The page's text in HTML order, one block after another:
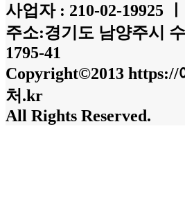
사업자 : 210-02-19925
주소:경기도 남양주시
1795-41
Copyright©2013 https://
처.kr
All Rights Reserved.